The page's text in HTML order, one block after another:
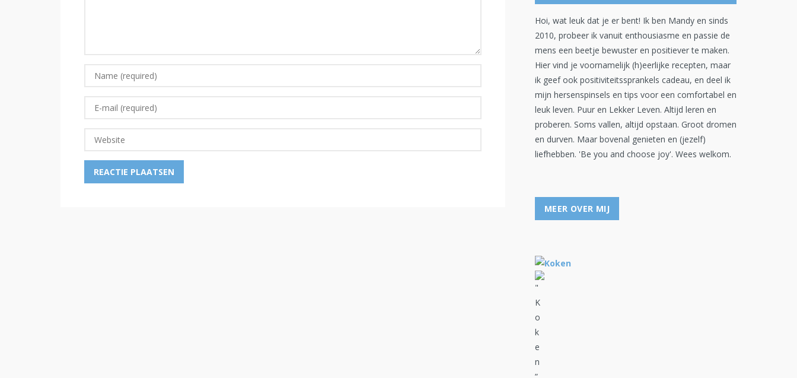
Hoi, wat leuk dat je er bent! Ik ben Mandy en sinds
2010, probeer ik vanuit enthousiasme en passie de
mens een beetje bewuster en positiever te maken.
Hier vind je voornamelijk (h)eerlijke recepten, maar
ik geef ook positiviteitssprankels cadeau, en deel ik
mijn hersenspinsels en tips voor een comfortabel en
leuk leven. Puur en Lekker Leven. Altijd leren en
proberen. Soms vallen, altijd opstaan. Groot dromen
en durven. Maar bovenal genieten en (jezelf)
liefhebben. 'Be you and choose joy'. Wees welkom.
MEER OVER MIJ